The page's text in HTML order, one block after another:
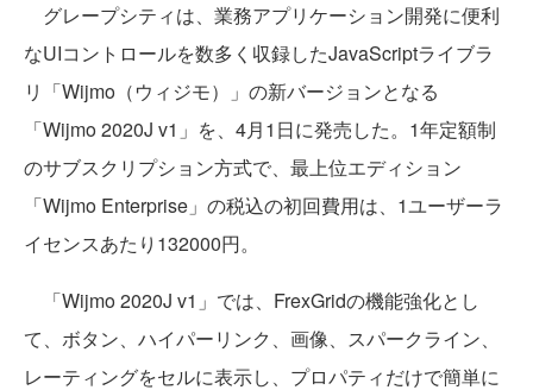
グレープシティは、業務アプリケーション開発に便利
なUIコントロールを数多く収録したJavaScriptライブラ
リ「Wijmo（ウィジモ）」の新バージョンとなる
「Wijmo 2020J v1」を、4月1日に発売した。1年定額制
のサブスクリプション方式で、最上位エディション
「Wijmo Enterprise」の税込の初回費用は、1ユーザーラ
イセンスあたり132000円。
「Wijmo 2020J v1」では、FrexGridの機能強化とし
て、ボタン、ハイパーリンク、画像、スパークライン、
レーティングをセルに表示し、プロパティだけで簡単に